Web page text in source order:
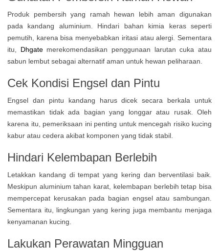
Produk pembersih yang ramah hewan lebih aman digunakan
pada kandang aluminium. Hindari bahan kimia keras seperti
pemutih, karena bisa menyebabkan iritasi atau alergi. Sementara
itu,
Dhgatemerekomendasikan penggunaan larutan cuka atau
sabun lembut sebagai alternatif aman untuk hewan peliharaan.
Cek Kondisi Engsel dan Pintu
Engsel dan pintu kandang harus dicek secara berkala untuk
memastikan tidak ada bagian yang longgar atau rusak. Oleh
karena itu, pemeriksaan ini penting untuk mencegah risiko kucing
kabur atau cedera akibat komponen yang tidak stabil.
Hindari Kelembapan Berlebih
Letakkan kandang di tempat yang kering dan berventilasi baik.
Meskipun aluminium tahan karat, kelembapan berlebih tetap bisa
mempercepat kerusakan pada bagian engsel atau sambungan.
Sementara itu, lingkungan yang kering juga membantu menjaga
kenyamanan kucing.
Lakukan Perawatan Mingguan